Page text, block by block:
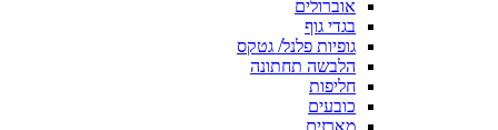
אוברולים
בגדי גוף
גופיות פלנל/ גטקס
הלבשה תחתונה
חליפות
כובעים
מארזים